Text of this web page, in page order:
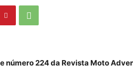
número 224 da Revista Moto